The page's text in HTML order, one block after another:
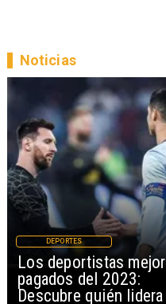
Los deportistas mejor
pagados del 2023:
Descubre quién lidera
DEPORTES
Noticias